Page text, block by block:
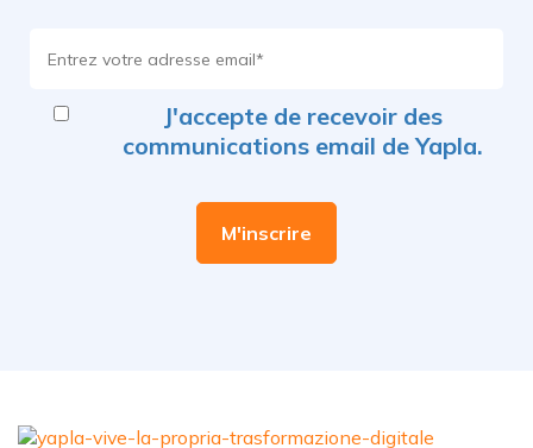
J'accepte de recevoir des
communications email de Yapla.